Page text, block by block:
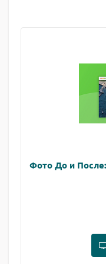
Фото До и